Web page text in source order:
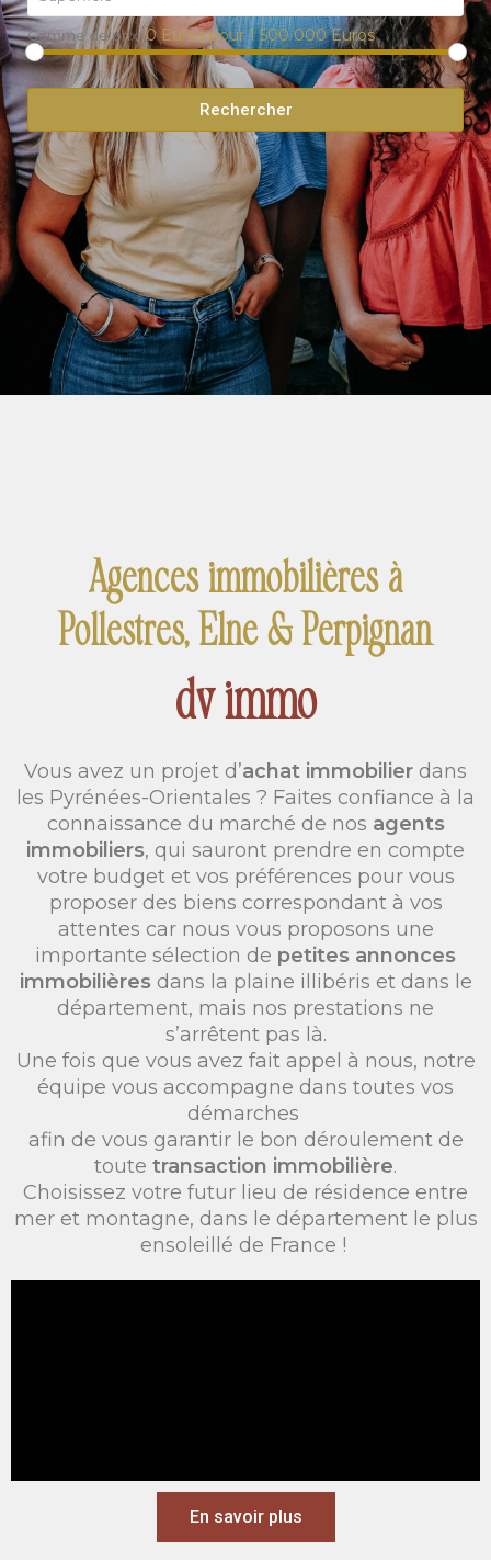
Gamme de prix: 0 Euros pour 1 500 000 Euros
Rechercher
Agences immobilières à
Pollestres, Elne & Perpignan
dv immo
Vous avez un projet d’achat immobilier dans
les Pyrénées-Orientales ? Faites confiance à la
connaissance du marché de nos agents
immobiliers, qui sauront prendre en compte
votre budget et vos préférences pour vous
proposer des biens correspondant à vos
attentes car nous vous proposons une
importante sélection de petites annonces
immobilières dans la plaine illibéris et dans le
département, mais nos prestations ne
s’arrêtent pas là.
Une fois que vous avez fait appel à nous, notre
équipe vous accompagne dans toutes vos
démarches
afin de vous garantir le bon déroulement de
toute transaction immobilière.
Choisissez votre futur lieu de résidence entre
mer et montagne, dans le département le plus
ensoleillé de France !
En savoir plus